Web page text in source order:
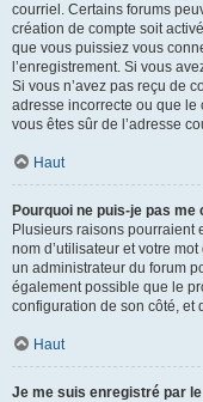
courriel. Certains forums
création de compte soit
que vous puissiez vous
l’enregistrement. Si vous
Si vous n’avez pas reçu de
adresse incorrecte ou que le
vous êtes sûr de l’adresse
Haut
Pourquoi ne puis-je pas me
Plusieurs raisons pourraient
nom d’utilisateur et votre
un administrateur du forum
également possible que le
configuration de son côté, et
Haut
Je me suis enregistré par